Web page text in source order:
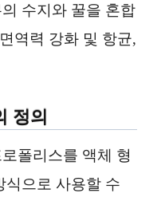
수지와 꿀을 혼합
역력 강화 및 항균,
정의
폴리스를 액체 형
식으로 사용할 수